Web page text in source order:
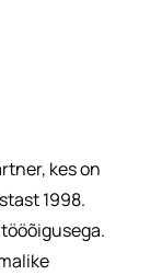
kes on
1998.